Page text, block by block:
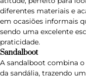
diferentes materiais e
em ocasiões informais
sendo uma excelente
praticidade.
Sandalboot
A sandalboot combina o
da sandália, trazendo